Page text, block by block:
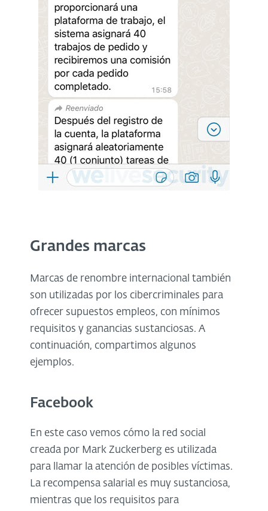
Grandes marcas
Marcas de renombre internacional también
son utilizadas por los cibercriminales para
ofrecer supuestos empleos, con mínimos
requisitos y ganancias sustanciosas. A
continuación, compartimos algunos
ejemplos.
Facebook
En este caso vemos cómo la red social
creada por Mark Zuckerberg es utilizada
para llamar la atención de posibles víctimas.
La recompensa salarial es muy sustanciosa,
mientras que los requisitos para